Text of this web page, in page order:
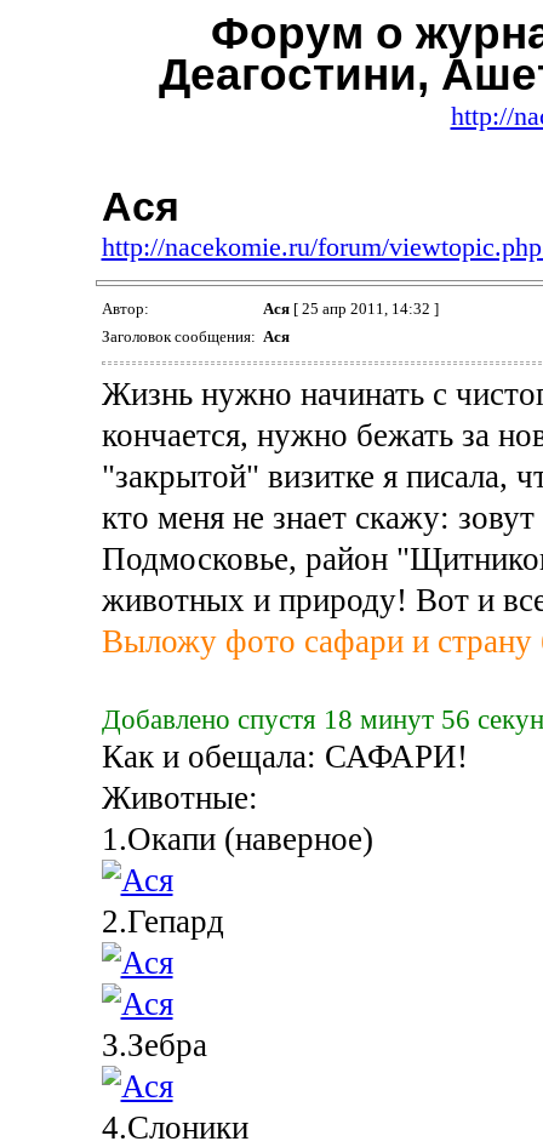
Форум о
Деагостини,
http://
Ася
http://nacekomie.ru/forum/
Автор: Ася[ 25 апр 2011, 14:32 ]
Заголовок сообщения: Ася
Жизнь нужно начинать с
кончается, нужно бежать за
"закрытой" визитке я писала,
кто меня не знает скажу:
Подмосковье, район
животных и природу! Вот и
Выложу фото сафари и
Добавлено спустя 18 минут 56
Как и обещала: САФАРИ!
Животные:
1.Окапи (наверное)
2.Гепард
3.Зебра
4.Слоники